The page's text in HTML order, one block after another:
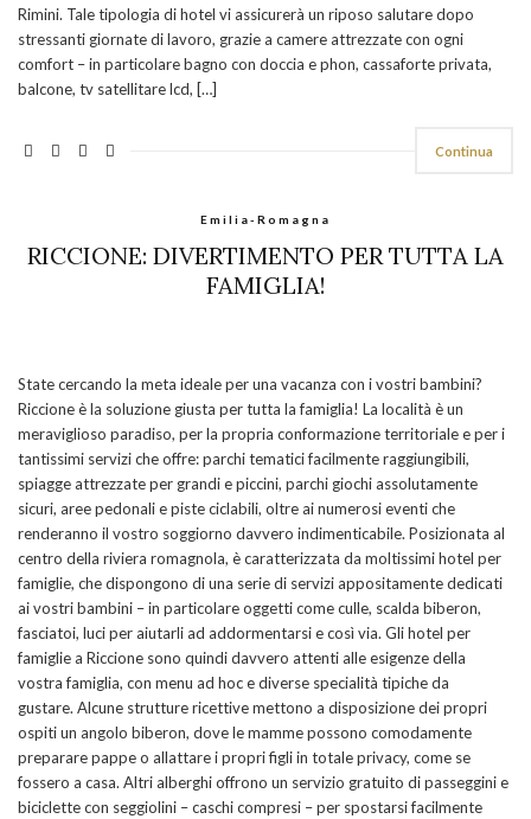
Rimini. Tale tipologia di hotel vi assicurerà un riposo salutare dopo
stressanti giornate di lavoro, grazie a camere attrezzate con ogni
comfort – in particolare bagno con doccia e phon, cassaforte privata,
balcone, tv satellitare lcd, […]
Continua
Emilia-Romagna
RICCIONE: DIVERTIMENTO PER TUTTA LA
FAMIGLIA!
State cercando la meta ideale per una vacanza con i vostri bambini?
Riccione è la soluzione giusta per tutta la famiglia! La località è un
meraviglioso paradiso, per la propria conformazione territoriale e per i
tantissimi servizi che offre: parchi tematici facilmente raggiungibili,
spiagge attrezzate per grandi e piccini, parchi giochi assolutamente
sicuri, aree pedonali e piste ciclabili, oltre ai numerosi eventi che
renderanno il vostro soggiorno davvero indimenticabile. Posizionata al
centro della riviera romagnola, è caratterizzata da moltissimi hotel per
famiglie, che dispongono di una serie di servizi appositamente dedicati
ai vostri bambini – in particolare oggetti come culle, scalda biberon,
fasciatoi, luci per aiutarli ad addormentarsi e così via. Gli hotel per
famiglie a Riccione sono quindi davvero attenti alle esigenze della
vostra famiglia, con menu ad hoc e diverse specialità tipiche da
gustare. Alcune strutture ricettive mettono a disposizione dei propri
ospiti un angolo biberon, dove le mamme possono comodamente
preparare pappe o allattare i propri figli in totale privacy, come se
fossero a casa. Altri alberghi offrono un servizio gratuito di passeggini e
biciclette con seggiolini – caschi compresi – per spostarsi facilmente